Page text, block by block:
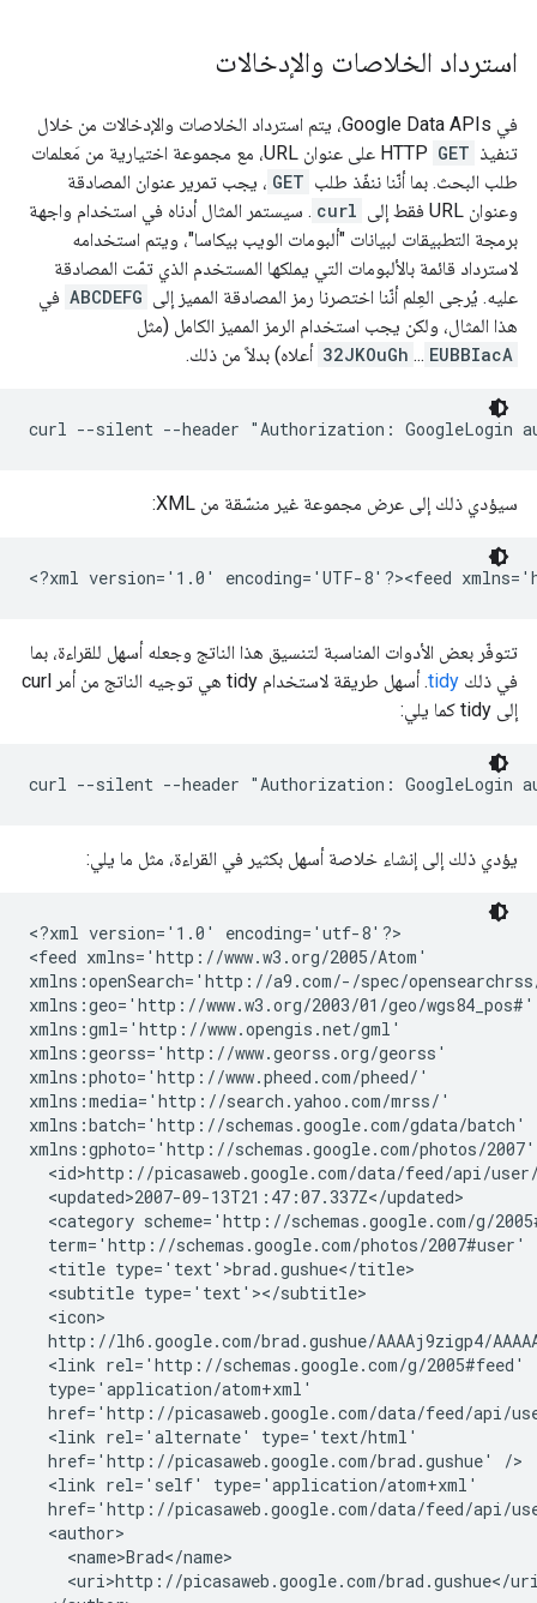
استرداد الخلاصات والإدخالات
في Google Data APIs، يتم استرداد الخلاصات والإدخالات من خلال
تنفيذ GET
HTTP على عنوان URL، مع مجموعة اختيارية من مَعلمات
طلب البحث. بما أنّنا ننفّذ طلب GET ، يجب تمرير عنوان المصادقة
وعنوان URL فقط إلى
curl . سيستمر المثال أدناه في استخدام واجهة
برمجة التطبيقات لبيانات "ألبومات الويب بيكاسا"، ويتم استخدامه
لاسترداد قائمة بالألبومات التي يملكها المستخدم الذي تمّت المصادقة
عليه. يُرجى العِلم أنّنا اختصرنا رمز المصادقة المميز إلى ABCDEFG في
هذا المثال، ولكن يجب استخدام الرمز المميز الكامل (مثل
EUBBIacA
...
32JKOuGh أعلاه) بدلاً من ذلك.
curl --silent --header "Authorization: GoogleLogin
سيؤدي ذلك إلى عرض مجموعة غير منسّقة من XML:
<?xml version='1.0' encoding='UTF-8'?><feed
تتوفّر بعض الأدوات المناسبة لتنسيق هذا الناتج وجعله أسهل للقراءة، بما
في ذلك tidy
. أسهل طريقة لاستخدام tidy هي توجيه الناتج من أمر curl
إلى tidy كما يلي:
curl --silent --header "Authorization: GoogleLogin
يؤدي ذلك إلى إنشاء خلاصة أسهل بكثير في القراءة، مثل ما يلي:
<?xml version='1.0' encoding='utf-8'?>
<feed xmlns='http://www.w3.org/2005/Atom'
xmlns:openSearch='http://a9.com/-/spec/
xmlns:geo='http://www.w3.org/2003/01/geo/
xmlns:gml='http://www.opengis.net/gml'
xmlns:georss='http://www.georss.org/georss'
xmlns:photo='http://www.pheed.com/pheed/'
xmlns:media='http://search.yahoo.com/mrss/'
xmlns:batch='http://schemas.google.com/gdata/batch'
xmlns:gphoto='http://schemas.google.com/photos/
<id>http://picasaweb.google.com/data/feed/api/
  <updated>2007-09-13T21:47:07.337Z</updated>
<category scheme='http://schemas.google.com/g/
term='http://schemas.google.com/photos/2007#user'
  <title type='text'>brad.gushue</title>
  <subtitle type='text'></subtitle>
  <icon>
http://lh6.google.com/brad.gushue/AAAAj9zigp4/
  <link rel='http://schemas.google.com/g/2005#feed'
  type='application/atom+xml'
href='http://picasaweb.google.com/data/feed/api/
  <link rel='alternate' type='text/html'
  href='http://picasaweb.google.com/brad.gushue' />
  <link rel='self' type='application/atom+xml'
href='http://picasaweb.google.com/data/feed/api/
  <author>
    <name>Brad</name>
<uri>http://picasaweb.google.com/brad.gushue</